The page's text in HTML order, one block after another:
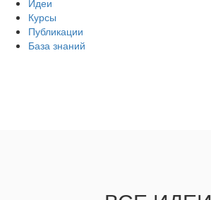
Курсы
Публикации
База знаний